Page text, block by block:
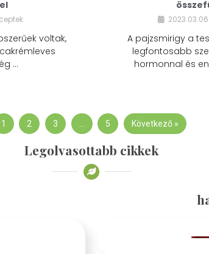
voltak,
…
2023.03.06.
A pajzsmirigy a
legfontosabb
hormonnal és
1 2 3 5 Következő »
Legolvasottabb cikkek